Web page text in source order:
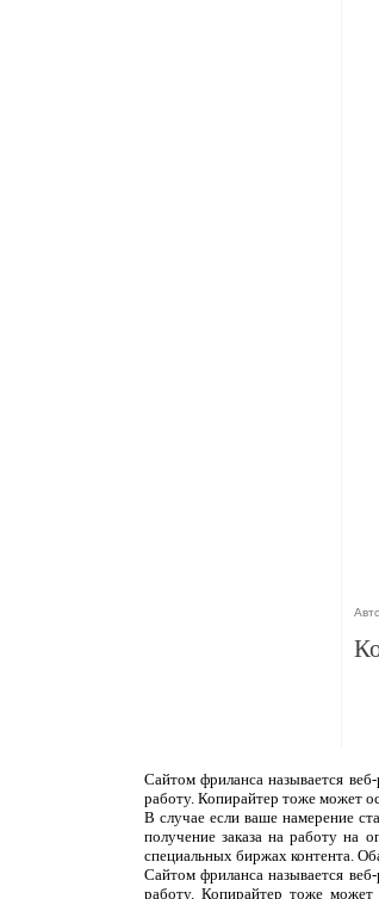
Сайтом фриланса называется
работу. Копирайтер тоже может
В случае если ваше намерение
получение заказа на работу на
специальных биржах контента.
Сайтом фриланса называется
работу. Копирайтер тоже может